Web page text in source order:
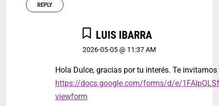
REPLY
LUIS IBARRA
2026-05-05 @ 11:37 AM
Hola Dulce, gracias por tu interés. Te
https://docs.google.com/forms/d/e/
viewform